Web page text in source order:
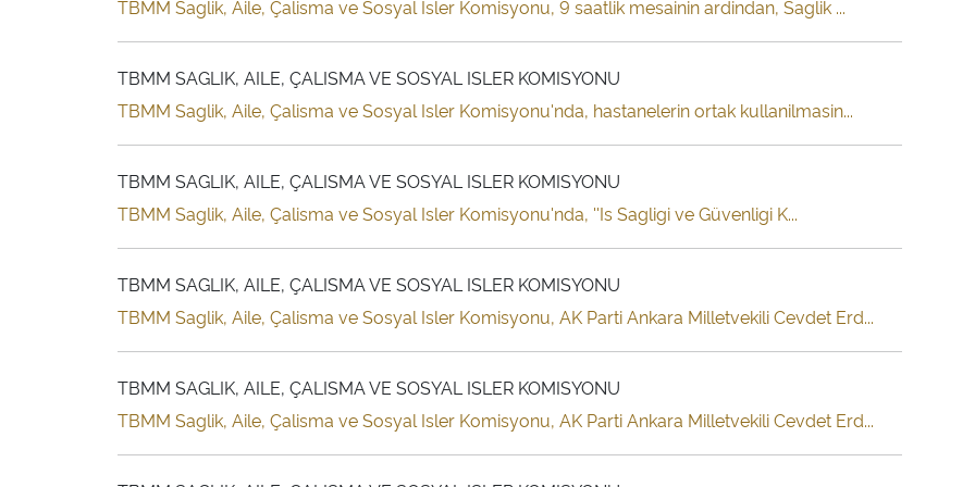
TBMM Saglik, Aile, Çalisma ve Sosyal Isler Komisyonu, 9 saatlik mesainin ardindan, Saglik ...
TBMM SAGLIK, AILE, ÇALISMA VE SOSYAL ISLER KOMISYONU
TBMM Saglik, Aile, Çalisma ve Sosyal Isler Komisyonu'nda, hastanelerin ortak kullanilmasin...
TBMM SAGLIK, AILE, ÇALISMA VE SOSYAL ISLER KOMISYONU
TBMM Saglik, Aile, Çalisma ve Sosyal Isler Komisyonu'nda, ''Is Sagligi ve Güvenligi K...
TBMM SAGLIK, AILE, ÇALISMA VE SOSYAL ISLER KOMISYONU
TBMM Saglik, Aile, Çalisma ve Sosyal Isler Komisyonu, AK Parti Ankara Milletvekili Cevdet Erd...
TBMM SAGLIK, AILE, ÇALISMA VE SOSYAL ISLER KOMISYONU
TBMM Saglik, Aile, Çalisma ve Sosyal Isler Komisyonu, AK Parti Ankara Milletvekili Cevdet Erd...